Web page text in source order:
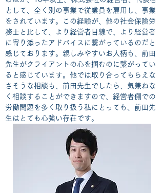
として、全く別の事業で従業員を雇用し、事業
をされています。この経験が、他の社会保険労
務士と比して、より経営者目線で、より経営者
に寄り添ったアドバイスに繋がっているのだと
感じております。親しみやすいお人柄も、前田
先生がクライアントの心を掴むのに繋がってい
ると感じています。他では取り合ってもらえな
さそうな相談も、前田先生でしたら、気兼ねな
く相談することができますので、経営者側での
労働問題を多く取り扱う私にとっても、前田先
生はとても心強い存在です。